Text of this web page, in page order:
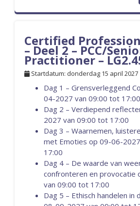
Certified
– Deel 2 – PCC/
Practitioner –
Startdatum: donderdag 15 april 2027
Dag 1 – Grensverleggend
04-2027 van 09:00 tot 17:00
Dag 2 – Verdiepend
2027 van 09:00 tot 17:00
Dag 3 – Waarnemen,
met Emoties op 09-06-
17:00
Dag 4 – De waarde van
confronteren en provocatie
van 09:00 tot 17:00
Dag 5 – Ethisch handelen in